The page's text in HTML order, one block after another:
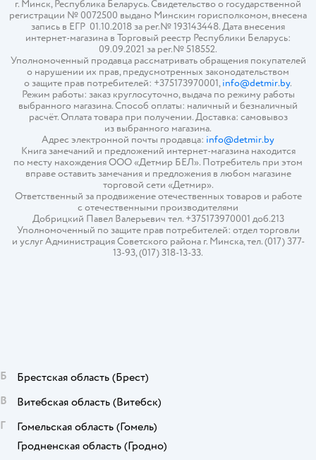
г. Минск, Республика Беларусь. Свидетельство о государственной
регистрации № 0072500 выдано Минским горисполкомом, внесена
запись в ЕГР 01.10.2018 за рег.№ 193143448. Дата внесения
интернет-магазина в Торговый реестр Республики Беларусь:
09.09.2021 за рег.№ 518552.
Уполномоченный продавца рассматривать обращения покупателей
о нарушении их прав, предусмотренных законодательством
о защите прав потребителей: +375173970001,info@detmir.by.
Режим работы: заказ круглосуточно, выдача по режиму работы
выбранного магазина. Способ оплаты: наличный и безналичный
расчёт. Оплата товара при получении. Доставка: самовывоз
из выбранного магазина.
Адрес электронной почты продавца: info@detmir.by
Книга замечаний и предложений интернет-магазина находится
по месту нахождения ООО «Детмир БЕЛ». Потребитель при этом
вправе оставить замечания и предложения в любом магазине
торговой сети «Детмир».
Ответственный за продвижение отечественных товаров и работе
с отечественными производителями
Добрицкий Павел Валерьевич тел. +375173970001 доб.213
Уполномоченный по защите прав потребителей: отдел торговли
и услуг Администрация Советского района г. Минска, тел. (017) 377-
13-93, (017) 318-13-33.
Б Брестская область (Брест)
В
Витебская область (Витебск)
Г
Гомельская область (Гомель)
Гродненская область (Гродно)